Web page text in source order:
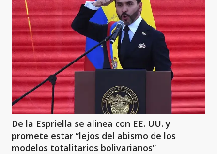
De la Espriella se alinea con EE. UU. y
promete estar “lejos del abismo de los
modelos totalitarios bolivarianos”